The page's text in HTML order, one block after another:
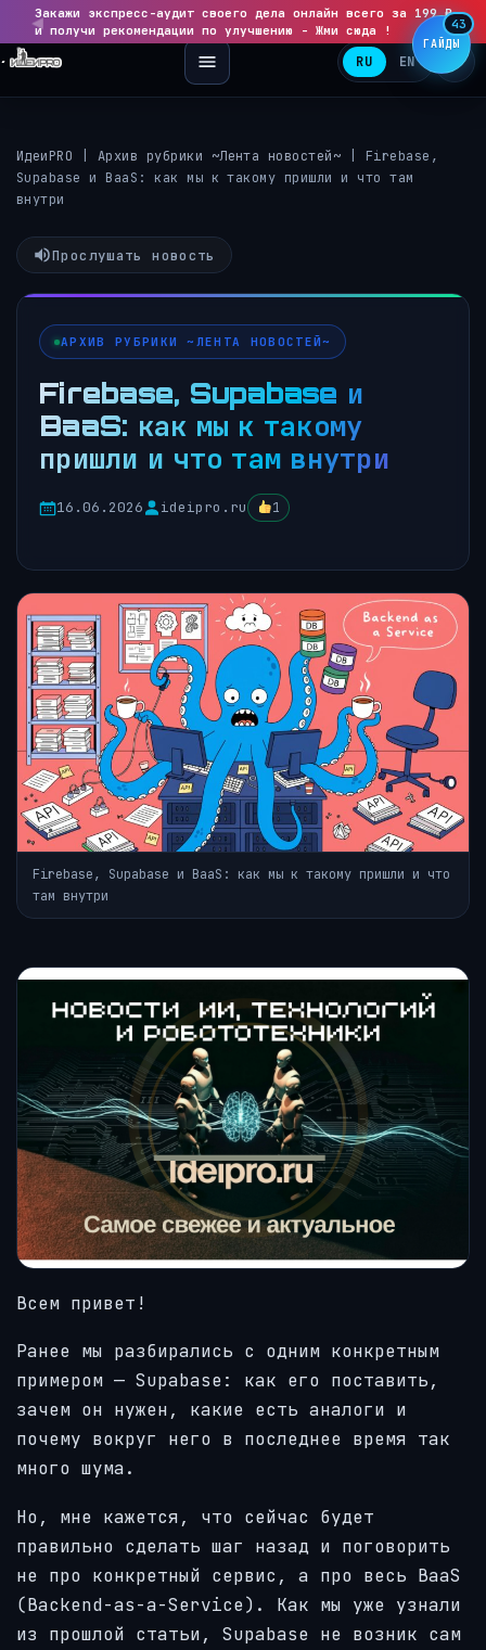
◀
Закажи экспресс-аудит своего дела онлайн всего за 199 ₽
и получи рекомендации по улучшению - Жми сюда !
▶
RU EN
ИдеиPRO Архив рубрики ~Лента новостей~
Firebase,
Supabase и BaaS: как мы к такому пришли и что там
внутри
Прослушать новость
АРХИВ РУБРИКИ ~ЛЕНТА НОВОСТЕЙ~
Firebase, Supabase и
BaaS: как мы к такому
пришли и что там внутри
16.06.2026 ideipro.ru 1
Firebase, Supabase и BaaS: как мы к такому пришли и что
там внутри
Всем привет!
Ранее мы разбирались с одним конкретным
примером — Supabase: как его поставить,
зачем он нужен, какие есть аналоги и
почему вокруг него в последнее время так
много шума.
Но, мне кажется, что сейчас будет
правильно сделать шаг назад и поговорить
не про конкретный сервис, а про весь BaaS
(Backend-as-a-Service). Как мы уже узнали
из прошлой статьи, Supabase не возник сам
ГАЙДЫ
43